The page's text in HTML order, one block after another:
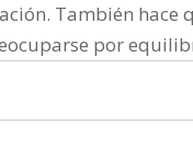
También hace
por